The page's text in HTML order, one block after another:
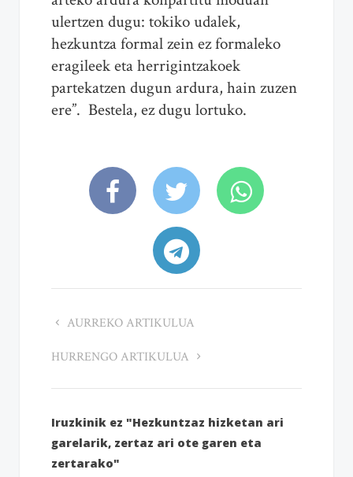
ulertzen dugu: tokiko udalek,
hezkuntza formal zein ez formaleko
eragileek eta herrigintzakoek
partekatzen dugun ardura, hain zuzen
ere”. Bestela, ez dugu lortuko.
AURREKO ARTIKULUA
HURRENGO ARTIKULUA
Iruzkinik ez "Hezkuntzaz hizketan ari
garelarik, zertaz ari ote garen eta
zertarako"